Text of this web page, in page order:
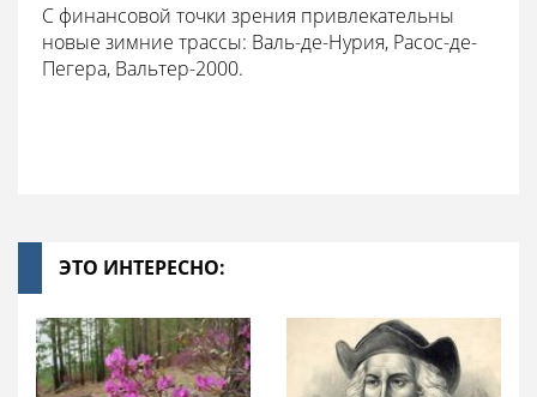
С финансовой точки зрения привлекательны
новые зимние трассы: Валь-де-Нурия, Расос-де-
Пегера, Вальтер-2000.
ЭТО ИНТЕРЕСНО: